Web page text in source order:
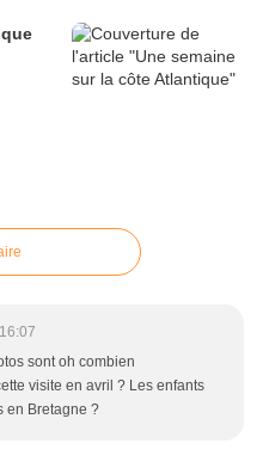
sont oh combien
visite en avril ? Les enfants
en Bretagne ?